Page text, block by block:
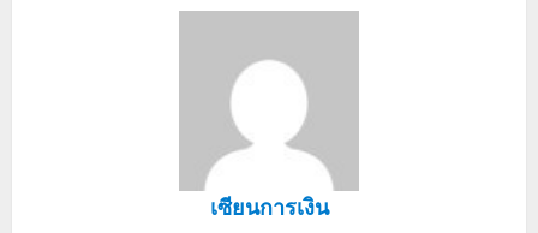
เซียนการเงิน